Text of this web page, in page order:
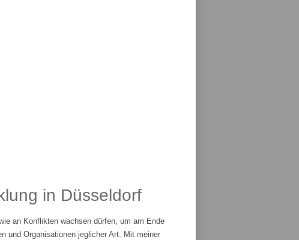
in Düsseldorf
an Konflikten wachsen dürfen, um am Ende
und Organisationen jeglicher Art. Mit meiner